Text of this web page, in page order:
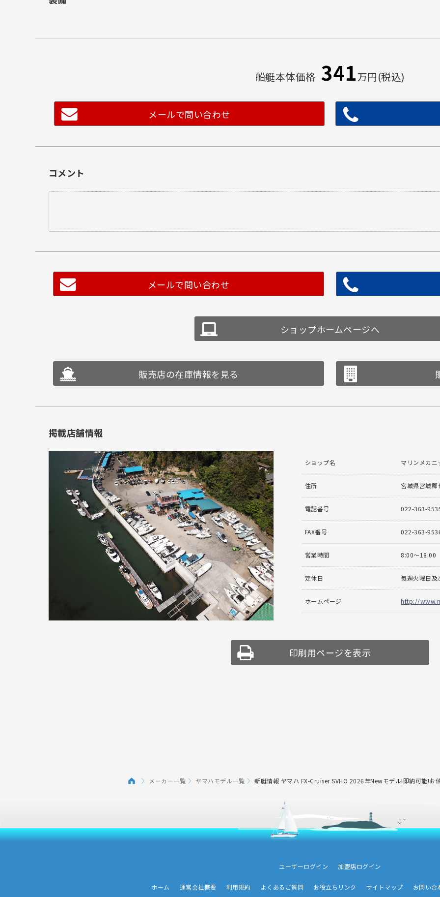
船艇本体価格 341万円(税込)
メールで問い合わせ
コメント
メールで問い合わせ
ショップホームページへ
販売店の在庫情報を見る
掲載店舗情報
ショップ名 マリンメカニ
住所 宮城県宮城
電話番号 022-363-
FAX番号 022-363-
営業時間 8:00～18:00
定休日 毎週火曜日
ホームページ http://
印刷用ページを表示
メーカー一覧 ヤマハモデル一覧 新艇情報 ヤマハ FX-Cruiser SVHO 2026年Newモデル!即納可能!
ユーザーログイン 加盟店ログイン
ホーム 運営会社概要 利用規約 よくあるご質問 お役立ちリンク サイトマップ お問い合